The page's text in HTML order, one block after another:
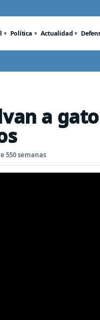
Política Actualidad
a
550 semanas